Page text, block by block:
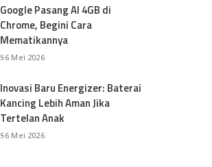
Google Pasang AI 4GB di
Chrome, Begini Cara
Mematikannya
6 Mei 2026
Inovasi Baru Energizer: Baterai
Kancing Lebih Aman Jika
Tertelan Anak
6 Mei 2026